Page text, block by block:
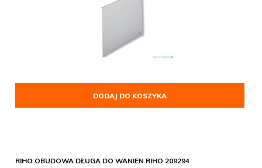
DODAJ DO KOSZYKA
RIHO OBUDOWA DŁUGA DO WANIEN RIHO 209294